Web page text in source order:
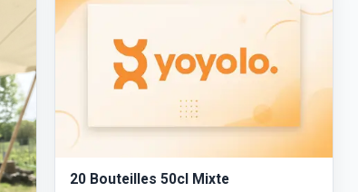
20 Bouteilles 50cl Mixte